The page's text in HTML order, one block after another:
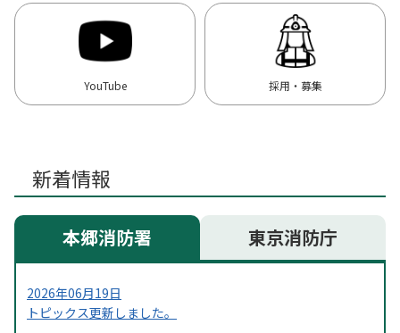
YouTube 採用・募集
新着情報
本郷消防署 東京消防庁
2026年06月19日
トピックス更新しました。